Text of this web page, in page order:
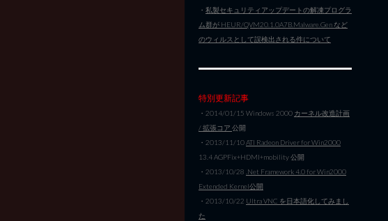
・ 私製セキュリティアップデートの解凍プログラ
ム群が HEUR/QVM20.1.0A7B.Malware.Gen など
のウィルスとして誤検出される件について
特別更新記事
・2014/01/15 Windows 2000 カーネル改造計画
/ 拡張コア 公開
・2013/11/10ATI Radeon Driver for Win2000
13.4 AGPFix+HDMI+mobility 公開
・2013/10/28 .Net Framework 4.0 for Win2000
Extended Kernel公開
・2013/10/22 Ultra VNC を日本語化してみまし
た